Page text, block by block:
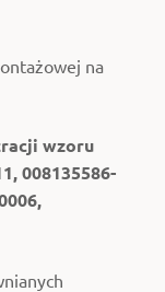
na
wzoru
008135586-